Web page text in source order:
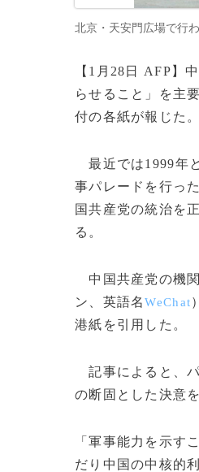
北京・天安門広場で行
【1月28日 AFP】
らせること」を主
付の各紙が報じた。
最近では1999年
事パレードを行っ
国共産党の統治を
る。
中国共産党の機
ン、英語名WeChat
港紙を引用した。
記事によると、
の断固とした決意
「軍事能力を示す
だり中国の中核的